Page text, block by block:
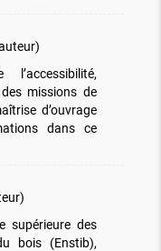
missions de
d’ouvrage
dans ce
supérieure des
bois (Enstib),